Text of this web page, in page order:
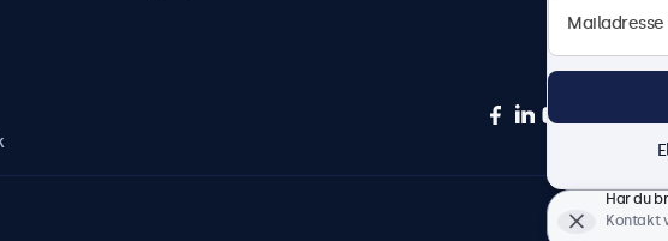
Har du
Kontakt